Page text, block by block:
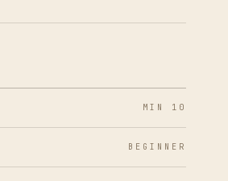
10 MIN
BEGINNER